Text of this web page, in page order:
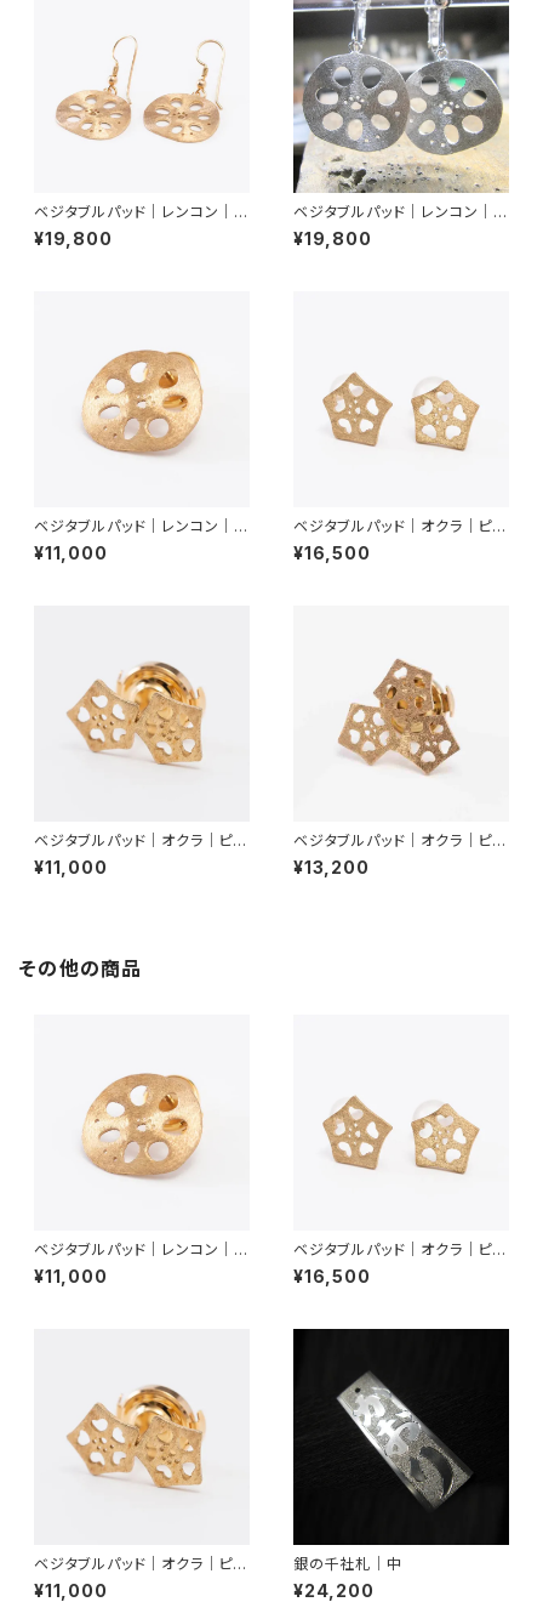
ベジタブルパッド｜レンコン｜ピ
アス
¥19,800
ベジタブルパッド｜レンコン｜イ
ヤリング
¥19,800
ベジタブルパッド｜レンコン｜ピ
ンブローチ
¥11,000
ベジタブルパッド｜オクラ｜ピア
ス
¥16,500
ベジタブルパッド｜オクラ｜ピン
ブローチ（２輪）
¥11,000
ベジタブルパッド｜オクラ｜ピン
ブローチ（３輪）
¥13,200
その他の商品
ベジタブルパッド｜レンコン｜ピ
ンブローチ
¥11,000
ベジタブルパッド｜オクラ｜ピア
ス
¥16,500
ベジタブルパッド｜オクラ｜ピン
ブローチ（２輪）
¥11,000
銀の千社札｜中
¥24,200